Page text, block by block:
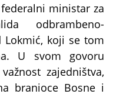
ministar za
odbrambeno-
Lokmić, koji se tom
U svom govoru
zajedništva,
branioce Bosne i